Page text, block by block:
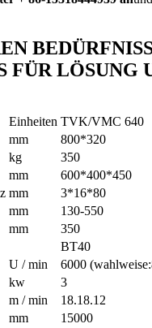
FÜR LÖSUNG
Einheiten TVK/VMC 640
mm
800*320
kg
350
mm
600*400*450
mm
3*16*80
mm
130-550
mm
350
BT40
U / min
6000
kw
3
m / min
18.18.12
mm
15000